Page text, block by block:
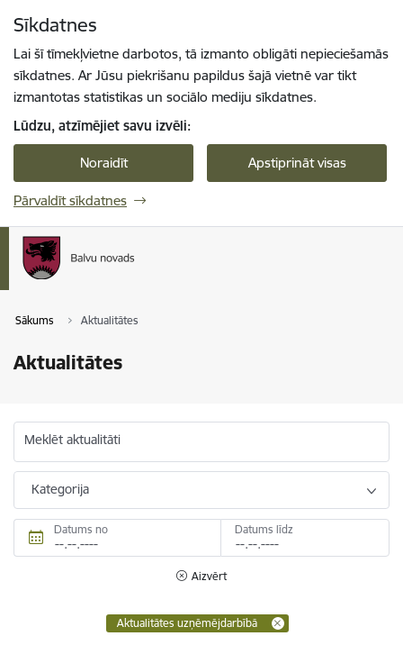
Sīkdatnes
Lai šī tīmekļvietne darbotos, tā izmanto obligāti nepieciešamās
sīkdatnes. Ar Jūsu piekrišanu papildus šajā vietnē var tikt
izmantotas statistikas un sociālo mediju sīkdatnes.
Lūdzu, atzīmējiet savu izvēli:
Noraidīt Apstiprināt visas
Pārvaldīt sīkdatnes
Sākums Aktualitātes
Aktualitātes
Meklēt aktualitāti
Kategorija
Datums no Datums līdz
Aizvērt
Aktualitātes uzņēmējdarbībā